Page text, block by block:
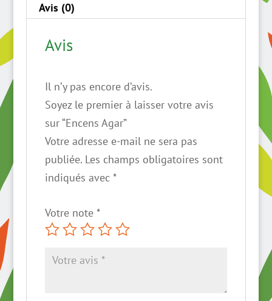
Avis (0)
Avis
Il n’y pas encore d’avis.
Soyez le premier à laisser votre avis
sur “Encens Agar”
Votre adresse e-mail ne sera pas
publiée. Les champs obligatoires sont
indiqués avec *
Votre note *